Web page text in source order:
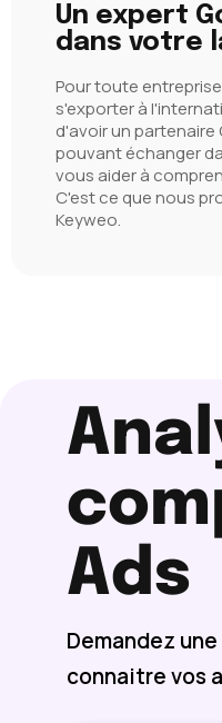
Un expert
dans votre
Pour toute
s'exporter à
d'avoir un partenaire
pouvant échanger
vous aider à
C'est ce que nous
Keyweo.
Ads
Demandez
connaitre vos